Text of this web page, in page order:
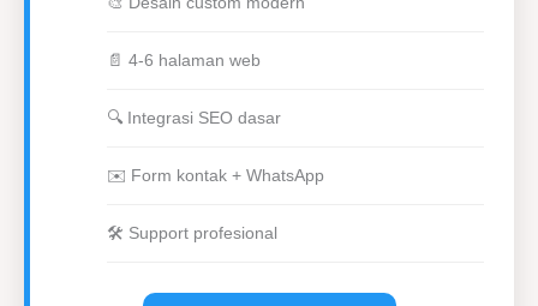
📄 4-6 halaman web
🔍 Integrasi SEO dasar
✉️ Form kontak + WhatsApp
🛠 Support profesional